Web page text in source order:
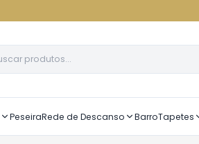
PeseiraRede de Descanso BarroTapetes